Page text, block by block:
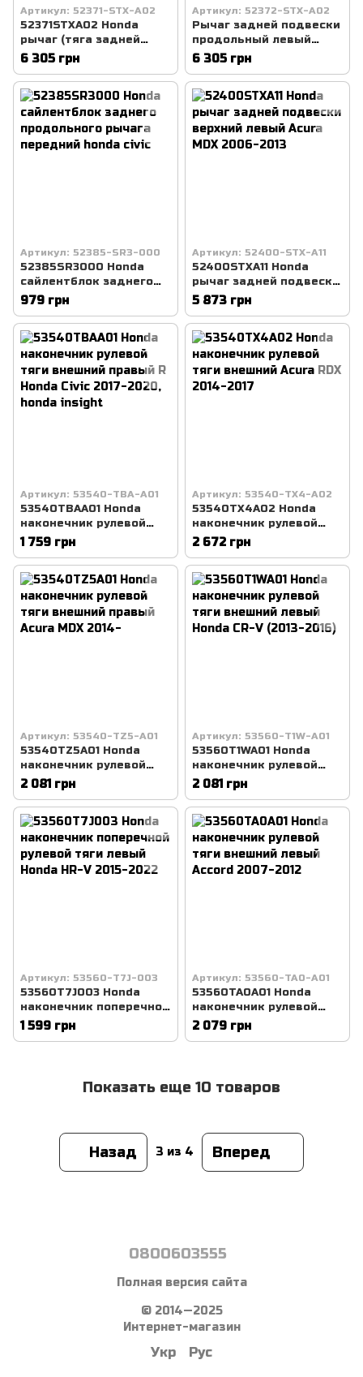
Артикул: 52371-STX-A02
52371STXA02 Honda
рычаг (тяга задней
подвески продольный
нижний правый) Acura
MDX 2006-2013 ричаг
6 305 грн
Артикул: 52372-STX-A02
Рычаг задней подвески
продольный левый
Honda 52372-STX-A02
Acura MDX (2007-)
6 305 грн
Артикул: 52385-SR3-000
52385SR3000 Honda
сайлентблок заднего
продольного рычага
передний honda civic
979 грн
Артикул: 52400-STX-A11
52400STXA11 Honda
рычаг задней подвески
верхний левый Acura
MDX 2006-2013
5 873 грн
Артикул: 53540-TBA-A01
53540TBAA01 Honda
наконечник рулевой
тяги внешний правый R
Honda Civic 2017-2020,
honda insight
1 759 грн
Артикул: 53540-TX4-A02
53540TX4A02 Honda
наконечник рулевой
тяги внешний Acura RDX
2014-2017
2 672 грн
Артикул: 53540-TZ5-A01
53540TZ5A01 Honda
наконечник рулевой
тяги внешний правый
Acura MDX 2014-
2 081 грн
Артикул: 53560-T1W-A01
53560T1WA01 Honda
наконечник рулевой
тяги внешний левый
Honda CR-V (2013-2016)
2 081 грн
Артикул: 53560-T7J-003
53560T7J003 Honda
наконечник поперечной
рулевой тяги левый
Honda HR-V 2015-2022
1 599 грн
Артикул: 53560-TA0-A01
53560TA0A01 Honda
наконечник рулевой
тяги внешний левый
Accord 2007-2012
2 079 грн
Показать еще 10 товаров
Назад 3 из 4 Вперед
0800603555
Полная версия сайта
© 2014—2025
Интернет-магазин
Укр Рус